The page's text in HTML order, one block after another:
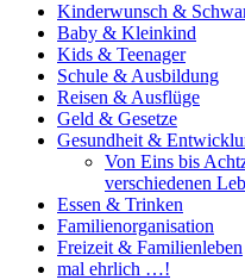
Kinderwunsch &
Baby & Kleinkind
Kids & Teenager
Schule & Ausbildung
Reisen & Ausflüge
Geld & Gesetze
Gesundheit &
Von Eins bis
verschiedenen
Essen & Trinken
Familienorganisation
Freizeit & Familienleben
mal ehrlich …!